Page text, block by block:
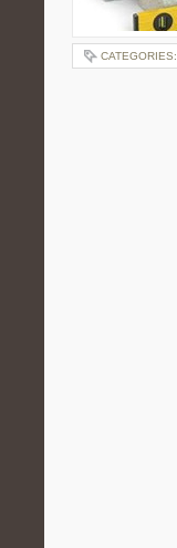
CATEGORIES: